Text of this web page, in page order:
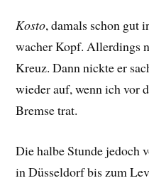
Kosto, damals schon gut
wacher Kopf. Allerdings
Kreuz. Dann nickte er
wieder auf, wenn ich vor
Bremse trat.
Die halbe Stunde jedoch
in Düsseldorf bis zum